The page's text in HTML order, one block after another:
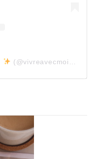
(@vivreavecmoins)